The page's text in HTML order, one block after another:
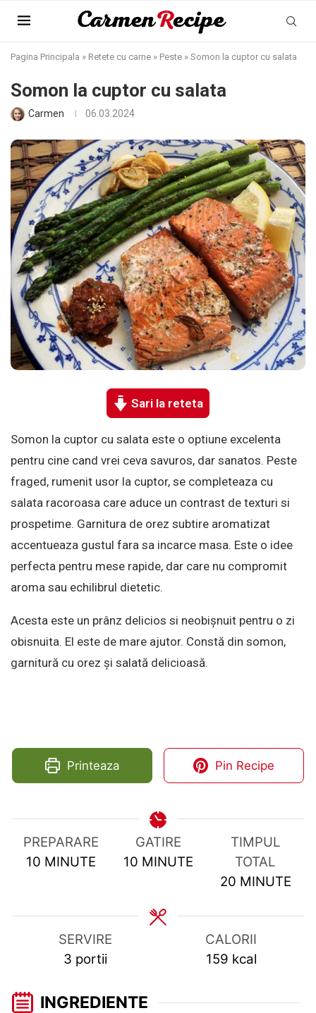
Pagina Principala » Retete cu carne » Peste » Somon la cuptor cu salata
Somon la cuptor cu salata
Carmen 06.03.2024
Sari la reteta
Somon la cuptor cu salata este o optiune excelenta
pentru cine cand vrei ceva savuros, dar sanatos. Peste
fraged, rumenit usor la cuptor, se completeaza cu
salata racoroasa care aduce un contrast de texturi si
prospetime. Garnitura de orez subtire aromatizat
accentueaza gustul fara sa incarce masa. Este o idee
perfecta pentru mese rapide, dar care nu compromit
aroma sau echilibrul dietetic.
Acesta este un prânz delicios si neobișnuit pentru o zi
obisnuita. El este de mare ajutor. Constă din somon,
garnitură cu orez și salată delicioasă.
Printeaza Pin Recipe
PREPARARE
10MINUTES
MINUTE
GATIRE
10MINUTES
MINUTE
TIMPUL
TOTAL
20MINUTES
MINUTE
SERVIRE
3 portii
CALORII
159 kcal
INGREDIENTE